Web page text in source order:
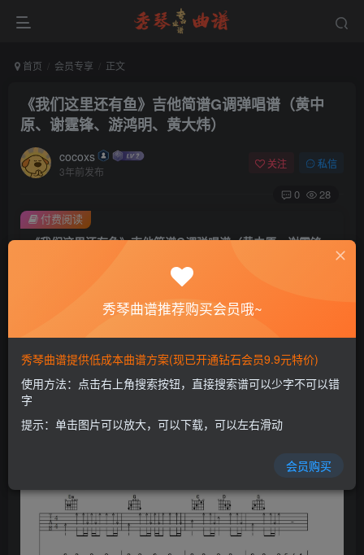
首页 会员专享 正文
《我们这里还有鱼》吉他简谱G调弹唱谱（黄中
原、谢霆锋、游鸿明、黄大炜）
cocoxs
3年前发布
关注 私信
0 28
《我们这里还有鱼》吉他简谱G调弹唱谱（黄中原、谢霆锋、游鸿明、黄大炜）
会员专属资源
免费
您暂无购买权限，请先开通会员
开通会员
付费阅读
秀琴曲谱推荐购买会员哦~
秀琴曲谱提供低成本曲谱方案(现已开通钻石会员9.9元特价)
使用方法：点击右上角搜索按钮，直接搜索谱可以少字不可以错
字
提示：单击图片可以放大，可以下载，可以左右滑动
会员购买